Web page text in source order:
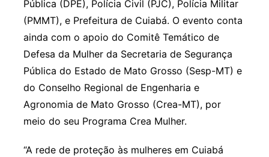
Pública (DPE), Polícia Civil (PJC), Polícia Militar
(PMMT), e Prefeitura de Cuiabá. O evento conta
ainda com o apoio do Comitê Temático de
Defesa da Mulher da Secretaria de Segurança
Pública do Estado de Mato Grosso (Sesp-MT) e
do Conselho Regional de Engenharia e
Agronomia de Mato Grosso (Crea-MT), por
meio do seu Programa Crea Mulher.
“A rede de proteção às mulheres em Cuiabá